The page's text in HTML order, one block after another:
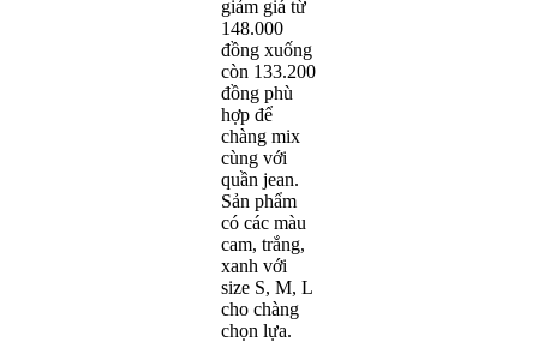
giảm giá từ
148.000
đồng xuống
còn 133.200
đồng phù
hợp để
chàng mix
cùng với
quần jean.
Sản phẩm
có các màu
cam, trắng,
xanh với
size S, M, L
cho chàng
chọn lựa.